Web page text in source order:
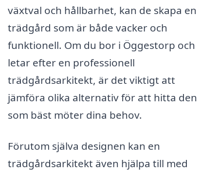
växtval och hållbarhet, kan de skapa en
trädgård som är både vacker och
funktionell. Om du bor i Öggestorp och
letar efter en professionell
trädgårdsarkitekt, är det viktigt att
jämföra olika alternativ för att hitta den
som bäst möter dina behov.
Förutom själva designen kan en
trädgårdsarkitekt även hjälpa till med